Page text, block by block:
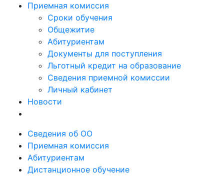
Приемная комиссия
Сроки обучения
Общежитие
Абитуриентам
Документы для поступления
Льготный кредит на образование
Сведения приемной комиссии
Личный кабинет
Новости
Сведения об ОО
Приемная комиссия
Абитуриентам
Дистанционное обучение